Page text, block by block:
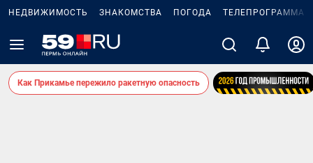
НЕДВИЖИМОСТЬ ЗНАКОМСТВА ПОГОДА ТЕЛЕПРОГРАММА
Как Прикамье пережило ракетную опасность